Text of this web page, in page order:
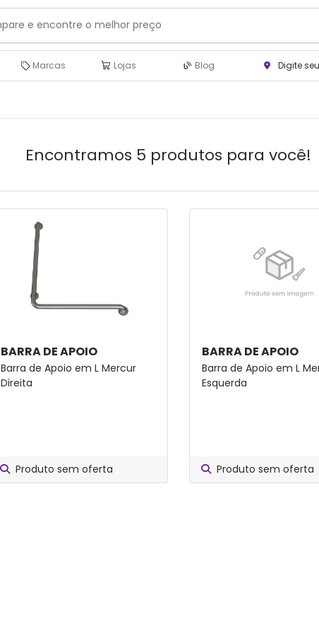
Marcas Lojas Blog Digite
Encontramos 5 produtos para você!
BARRA DE APOIO
Barra de Apoio em L Mercur
Direita
Produto sem oferta
BARRA DE APOIO
Barra de Apoio em L
Esquerda
Produto sem oferta